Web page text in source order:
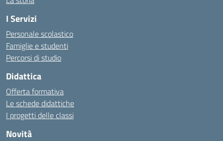
I Servizi
Personale scolastico
Famiglie e studenti
Percorsi di studio
Didattica
Offerta formativa
Le schede didattiche
I progetti delle classi
Novità